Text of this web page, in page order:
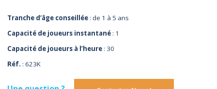
Tranche d’âge conseillée : de 1 à 5 ans
Capacité de joueurs instantané : 1
Capacité de joueurs à l’heure : 30
Réf. : 623K